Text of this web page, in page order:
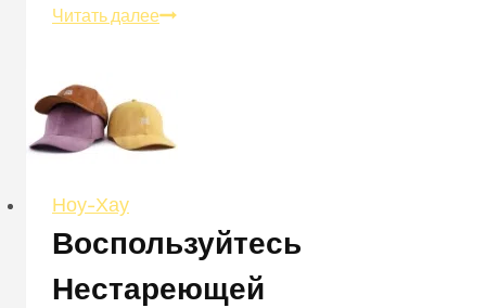
Читать далееКак
с
индивидуальностью
3
ключевых
Ноу-Хау
Воспользуйтесь
Нестареющей